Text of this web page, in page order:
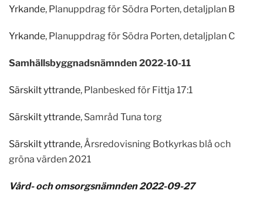
Yrkande, Planuppdrag för Södra Porten, detaljplan B
Yrkande, Planuppdrag för Södra Porten, detaljplan C
Samhällsbyggnadsnämnden 2022-10-11
Särskilt yttrande, Planbesked för Fittja 17:1
Särskilt yttrande, Samråd Tuna torg
Särskilt yttrande, Årsredovisning Botkyrkas blå och
gröna värden 2021
Vård- och omsorgsnämnden 2022-09-27